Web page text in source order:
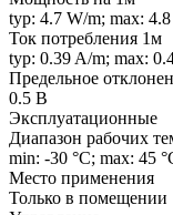
typ: 4.7 W/m; max:
Ток потребления 1м
typ: 0.39 A/m; max:
Предельное
0.5 В
Эксплуатационные
Диапазон рабочих
min: -30 °C; max: 45
Место применения
Только в помещении